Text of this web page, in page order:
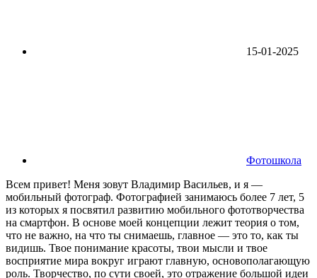
15-01-2025
Фотошкола
Всем привет! Меня зовут Владимир Васильев, и я —
мобильный фотограф. Фотографией занимаюсь более 7 лет, 5
из которых я посвятил развитию мобильного фототворчества
на смартфон. В основе моей концепции лежит теория о том,
что не важно, на что ты снимаешь, главное — это то, как ты
видишь. Твое понимание красоты, твои мысли и твое
восприятие мира вокруг играют главную, основополагающую
роль. Творчество, по сути своей, это отражение большой идеи